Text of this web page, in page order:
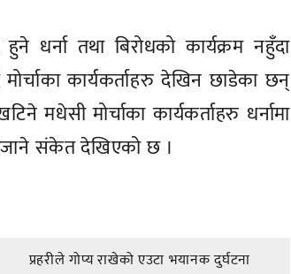
धर्ना तथा बिरोधको कार्यक्रम नहुँदा
कार्यकर्ताहरु देखिन छाडेका छन्
मधेसी मोर्चाका कार्यकर्ताहरु धर्नामा
संकेत देखिएको छ ।
प्रहरीले गोप्य राखेको एउटा भयानक दुर्घटना